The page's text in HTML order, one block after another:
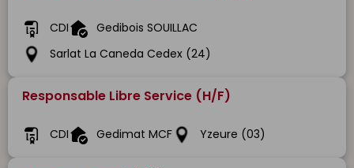
CDI
Gedibois SOUILLAC
Sarlat La Caneda Cedex (24)
Responsable Libre Service (H/F)
CDI Gedimat MCF Yzeure (03)